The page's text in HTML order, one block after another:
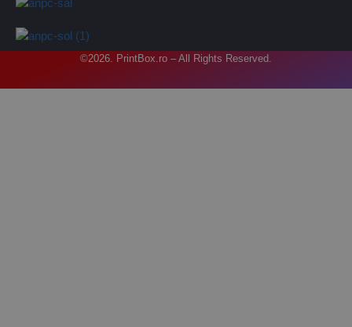
©2026. PrintBox.ro – All Rights Reserved.